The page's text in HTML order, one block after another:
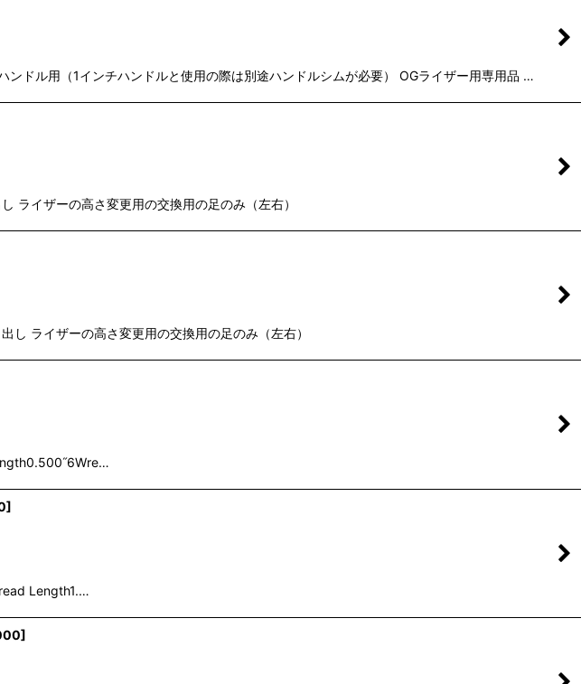
ドル用（1インチハンドルと使用の際は別途ハンドルシムが必要） OGライザー用専用品 …
ライザーの高さ変更用の交換用の足のみ（左右）
ライザーの高さ変更用の交換用の足のみ（左右）
]
Length1.…
]